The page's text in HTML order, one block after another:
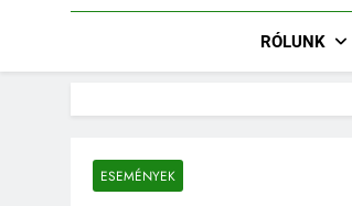
RÓLUNK
ESEMÉNYEK